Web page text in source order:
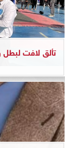
تألق لافت